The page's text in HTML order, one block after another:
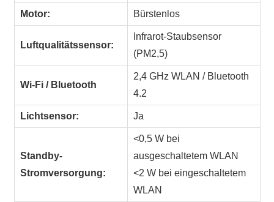
Motor: Bürstenlos
Luftqualitätssensor:
Infrarot-Staubsensor
(PM2,5)
Wi-Fi / Bluetooth
2,4 GHz WLAN / Bluetooth
4.2
Lichtsensor: Ja
Standby-
Stromversorgung:
<0,5 W bei
ausgeschaltetem WLAN
<2 W bei eingeschaltetem
WLAN